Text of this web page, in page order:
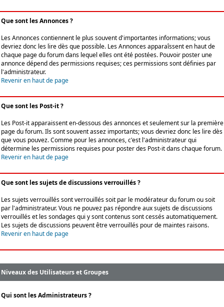
Que sont les Annonces ?
Les Annonces contiennent le plus souvent d'importantes informations; vous
devriez donc les lire dès que possible. Les Annonces apparaîssent en haut de
chaque page du forum dans lequel elles ont été postées. Pouvoir poster une
annonce dépend des permissions requises; ces permissions sont définies par
l'administrateur.
Revenir en haut de page
Que sont les Post-it ?
Les Post-it apparaissent en-dessous des annonces et seulement sur la première
page du forum. Ils sont souvent assez importants; vous devriez donc les lire dès
que vous pouvez. Comme pour les annonces, c'est l'administrateur qui
détermine les permissions requises pour poster des Post-it dans chaque forum.
Revenir en haut de page
Que sont les sujets de discussions verrouillés ?
Les sujets verrouillés sont verrouillés soit par le modérateur du forum ou soit
par l'administrateur. Vous ne pouvez pas répondre aux sujets de discussions
verrouillés et les sondages qui y sont contenus sont cessés automatiquement.
Les sujets de discussions peuvent être verrouillés pour de maintes raisons.
Revenir en haut de page
Niveaux des Utilisateurs et Groupes
Qui sont les Administrateurs ?